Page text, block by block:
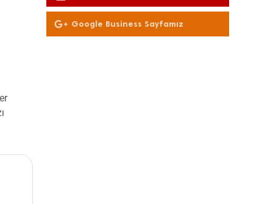
Google Business Sayfamız